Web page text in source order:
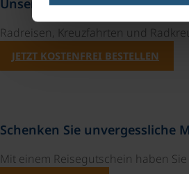
Unsere Reisekataloge
Radreisen, Kreuzfahrten und
JETZT KOSTENFREI BESTELLEN
Schenken Sie unvergessliche
Mit einem Reisegutschein haben